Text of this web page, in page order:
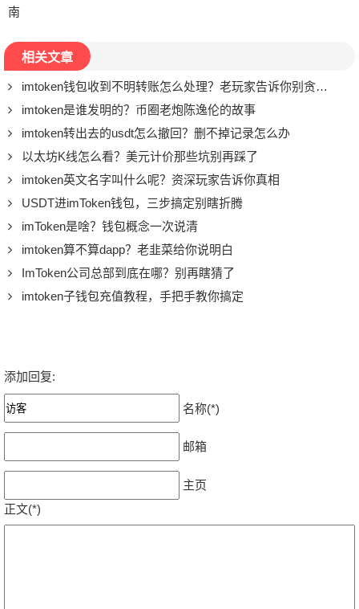
南
相关文章
imtoken钱包收到不明转账怎么处理？老玩家告诉你别贪小便宜
imtoken是谁发明的？币圈老炮陈逸伦的故事
imtoken转出去的usdt怎么撤回？删不掉记录怎么办
以太坊K线怎么看？美元计价那些坑别再踩了
imtoken英文名字叫什么呢？资深玩家告诉你真相
USDT进imToken钱包，三步搞定别瞎折腾
imToken是啥？钱包概念一次说清
imtoken算不算dapp？老韭菜给你说明白
ImToken公司总部到底在哪？别再瞎猜了
imtoken子钱包充值教程，手把手教你搞定
添加回复:
名称(*)
邮箱
主页
正文(*)